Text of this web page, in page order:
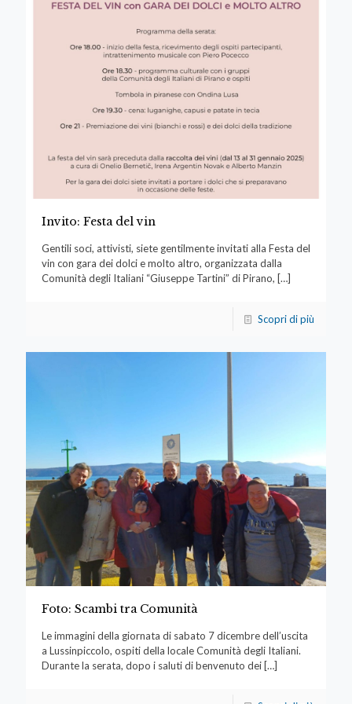
Invito: Festa del vin
Gentili soci, attivisti, siete gentilmente invitati alla Festa del
vin con gara dei dolci e molto altro, organizzata dalla
Comunità degli Italiani “Giuseppe Tartini” di Pirano, […]
Scopri di più
Foto: Scambi tra Comunità
Le immagini della giornata di sabato 7 dicembre dell’uscita
a Lussinpiccolo, ospiti della locale Comunità degli Italiani.
Durante la serata, dopo i saluti di benvenuto dei […]